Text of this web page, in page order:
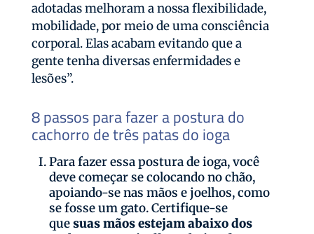
adotadas melhoram a nossa flexibilidade,
mobilidade, por meio de uma consciência
corporal. Elas acabam evitando que a
gente tenha diversas enfermidades e
lesões”.
8 passos para fazer a postura do
cachorro de três patas do ioga
Para fazer essa postura de ioga, você
deve começar se colocando no chão,
apoiando-se nas mãos e joelhos, como
se fosse um gato. Certifique-se
quesuas mãos estejam abaixo dos